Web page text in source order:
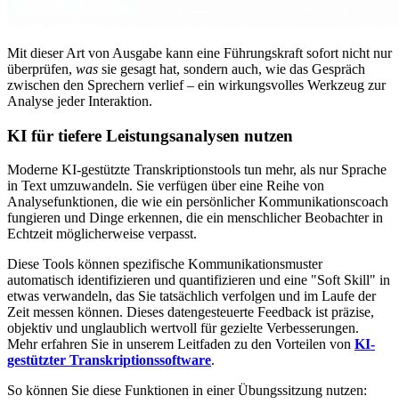
Mit dieser Art von Ausgabe kann eine Führungskraft sofort nicht nur
überprüfen, was sie gesagt hat, sondern auch, wie das Gespräch
zwischen den Sprechern verlief – ein wirkungsvolles Werkzeug zur
Analyse jeder Interaktion.
KI für tiefere Leistungsanalysen nutzen
Moderne KI-gestützte Transkriptionstools tun mehr, als nur Sprache
in Text umzuwandeln. Sie verfügen über eine Reihe von
Analysefunktionen, die wie ein persönlicher Kommunikationscoach
fungieren und Dinge erkennen, die ein menschlicher Beobachter in
Echtzeit möglicherweise verpasst.
Diese Tools können spezifische Kommunikationsmuster
automatisch identifizieren und quantifizieren und eine "Soft Skill" in
etwas verwandeln, das Sie tatsächlich verfolgen und im Laufe der
Zeit messen können. Dieses datengesteuerte Feedback ist präzise,
objektiv und unglaublich wertvoll für gezielte Verbesserungen.
Mehr erfahren Sie in unserem Leitfaden zu den Vorteilen von KI-
gestützter Transkriptionssoftware.
So können Sie diese Funktionen in einer Übungssitzung nutzen: